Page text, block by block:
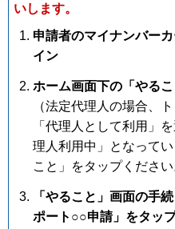
いします。
申請者のマイナンバー
イン
ホーム画面下の「やる
（法定代理人の場合、
「代理人として利用」
理人利用中」となって
こと」をタップください
「やること」画面の手
ポート○○申請」をタッ